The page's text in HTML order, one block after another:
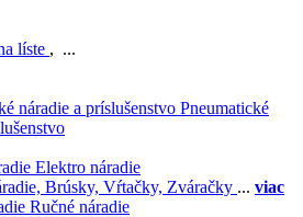
líste , ...
Pneumatické
Elektro náradie
Brúsky, Vŕtačky, Zváračky ... viac
Ručné náradie